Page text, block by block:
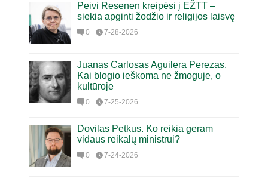
Peivi Resenen kreipėsi į EŽTT –
siekia apginti žodžio ir religijos laisvę
0 7-28-2026
Juanas Carlosas Aguilera Perezas.
Kai blogio ieškoma ne žmoguje, o
kultūroje
0 7-25-2026
Dovilas Petkus. Ko reikia geram
vidaus reikalų ministrui?
0 7-24-2026